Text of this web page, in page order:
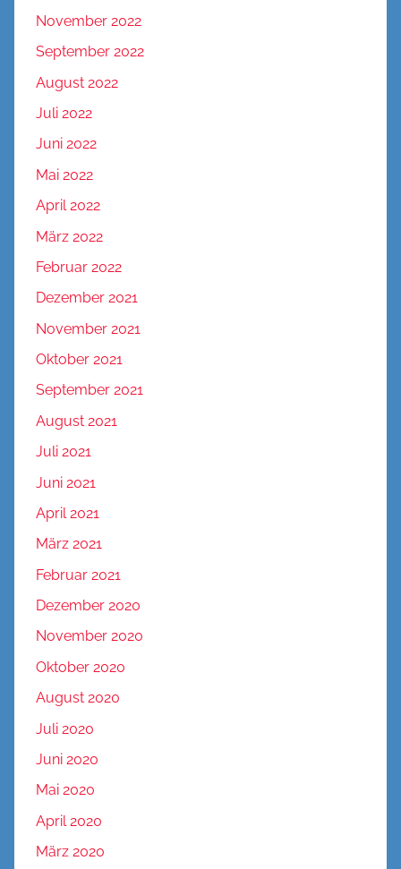
November 2022
September 2022
August 2022
Juli 2022
Juni 2022
Mai 2022
April 2022
März 2022
Februar 2022
Dezember 2021
November 2021
Oktober 2021
September 2021
August 2021
Juli 2021
Juni 2021
April 2021
März 2021
Februar 2021
Dezember 2020
November 2020
Oktober 2020
August 2020
Juli 2020
Juni 2020
Mai 2020
April 2020
März 2020